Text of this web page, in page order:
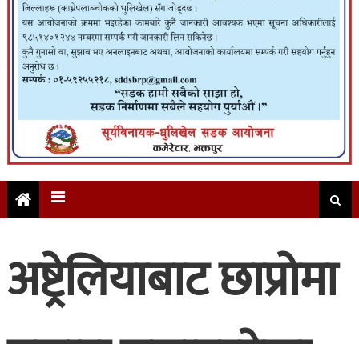
अष्ट्रेलियाबाट छाप्रोमा